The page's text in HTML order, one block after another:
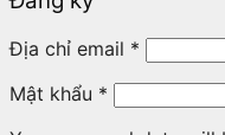
Địa chỉ email *
Mật khẩu *